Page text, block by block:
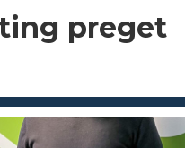
preget